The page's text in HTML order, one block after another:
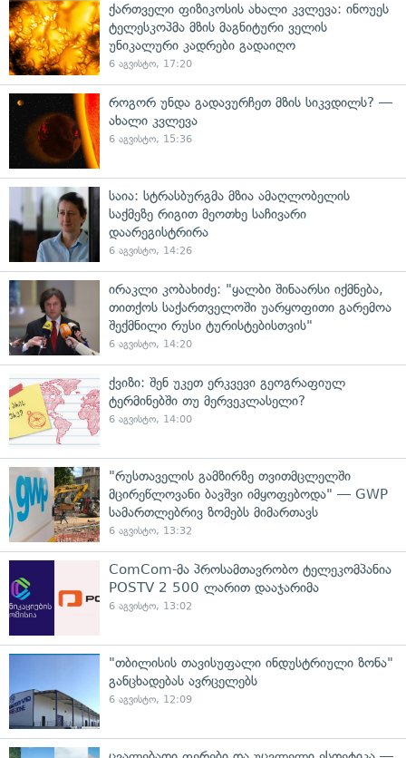
ქართველი ფიზიკოსის ახალი კვლევა: ინოუეს
ტელესკოპმა მზის მაგნიტური ველის
უნიკალური კადრები გადაიღო
6 აგვისტო, 17:20
როგორ უნდა გადავურჩეთ მზის სიკვდილს? —
ახალი კვლევა
6 აგვისტო, 15:36
საია: სტრასბურგმა მზია ამაღლობელის
საქმეზე რიგით მეოთხე საჩივარი
დაარეგისტრირა
6 აგვისტო, 14:26
ირაკლი კობახიძე: "ყალბი შინაარსი იქმნება,
თითქოს საქართველოში უარყოფითი გარემოა
შექმნილი რუსი ტურისტებისთვის"
6 აგვისტო, 14:20
ქვიზი: შენ უკეთ ერკვევი გეოგრაფიულ
ტერმინებში თუ მერვეკლასელი?
6 აგვისტო, 14:00
"რუსთაველის გამზირზე თვითმცლელში
მცირეწლოვანი ბავშვი იმყოფებოდა" — GWP
სამართლებრივ ზომებს მიმართავს
6 აგვისტო, 13:32
ComCom-მა პროსამთავრობო ტელეკომპანია
POSTV 2 500 ლარით დააჯარიმა
6 აგვისტო, 13:02
"თბილისის თავისუფალი ინდუსტრიული ზონა"
განცხადებას ავრცელებს
6 აგვისტო, 12:09